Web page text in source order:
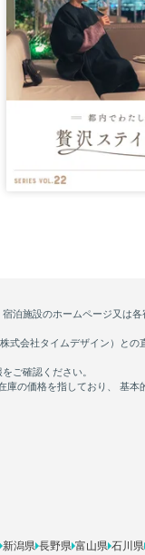
新潟県 長野県 富山県 石川県